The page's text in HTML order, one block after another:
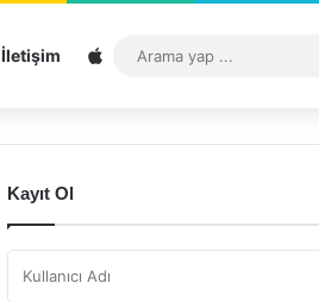
İletişim Sitemap
Kayıt Ol